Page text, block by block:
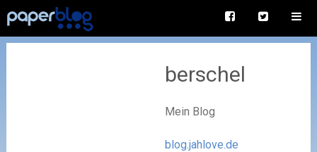
berschel
Mein Blog
blog.jahlove.de